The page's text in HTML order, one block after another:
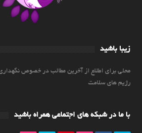
زیبا باشید
محلی برای اطلاع از آخرین مطالب در خصوص
رژیم های سلامت
با ما در شبکه های اجتماعی همراه باشید